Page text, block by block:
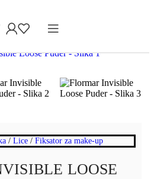
/ Lice / Fiksator za make-up
LOOSE